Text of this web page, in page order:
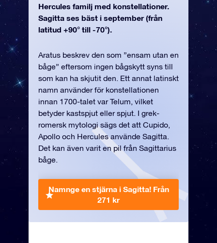
Hercules familj med konstellationer.
Sagitta ses bäst i september (från
latitud +90° till -70°).
Aratus beskrev den som ”ensam utan en
båge” eftersom ingen bågskytt syns till
som kan ha skjutit den. Ett annat latinskt
namn använder för konstellationen
innan 1700-talet var Telum, vilket
betyder kastspjut eller spjut. I grek-
romersk mytologi sägs det att Cupido,
Apollo och Hercules använde Sagitta.
Det kan även varit en pil från Sagittarius
båge.
Namnge en stjärna i Sagitta! Från
271 kr